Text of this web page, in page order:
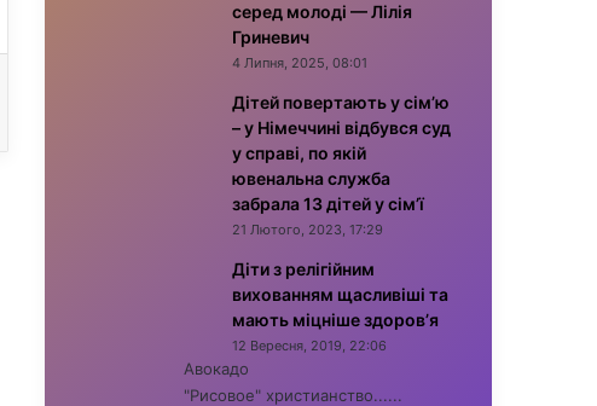
серед молоді — Лілія
Гриневич
4 Липня, 2025, 08:01
Дітей повертають у сім’ю
– у Німеччині відбувся суд
у справі, по якій
ювенальна служба
забрала 13 дітей у сім’ї
21 Лютого, 2023, 17:29
Діти з релігійним
вихованням щасливіші та
мають міцніше здоров’я
12 Вересня, 2019, 22:06
Авокадо
"Рисовое" христианство......